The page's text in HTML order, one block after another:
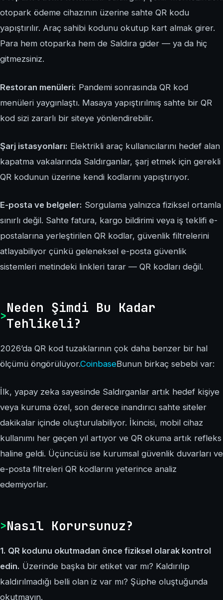
otopark ödeme cihazının üzerine sahte QR kodu
yapıştırılır. Araç sahibi kodunu okutup kart almak girer.
Para hem otoparka hem de Saldıra gider — ya da hiç
gitmezsiniz.
Restoran menüleri: Pandemi sonrasında QR kod
menüleri yaygınlaştı. Masaya yapıştırılmış sahte bir QR
kod sizi zararlı bir siteye yönlendirebilir.
Şarj istasyonları: Elektrikli araç kullanıcılarını hedef alan
kapatma vakalarında Saldırganlar, şarj etmek için gerekli
QR kodunun üzerine kendi kodlarını yapıştırıyor.
E-posta ve belgeler: Sorgulama yalnızca fiziksel ortamla
sınırlı değil. Sahte fatura, kargo bildirimi veya iş teklifi e-
postalarına yerleştirilen QR kodlar, güvenlik filtrelerini
atlayabiliyor çünkü geleneksel e-posta güvenlik
sistemleri metindeki linkleri tarar — QR kodları değil.
Neden Şimdi Bu Kadar
Tehlikeli?
2026’da QR kod tuzaklarının çok daha benzer bir hal
ölçümü öngörülüyor.CoinbaseBunun birkaç sebebi var:
İlk, yapay zeka sayesinde Saldırganlar artık hedef kişiye
veya kuruma özel, son derece inandırıcı sahte siteler
dakikalar içinde oluşturulabiliyor. İkincisi, mobil cihaz
kullanımı her geçen yıl artıyor ve QR okuma artık refleks
haline geldi. Üçüncüsü ise kurumsal güvenlik duvarları ve
e-posta filtreleri QR kodlarını yeterince analiz
edemiyorlar.
Nasıl Korursunuz?
1. QR kodunu okutmadan önce fiziksel olarak kontrol
edin. Üzerinde başka bir etiket var mı? Kaldırılıp
kaldırılmadığı belli olan iz var mı? Şüphe oluştuğunda
okutmayın.